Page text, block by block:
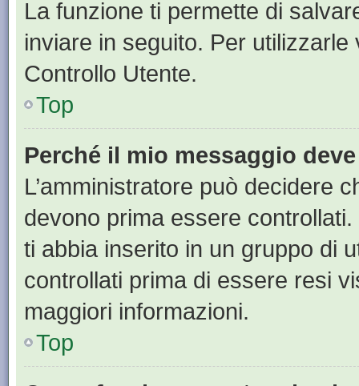
La funzione ti permette di
inviare in seguito. Per utilizzarle
Controllo Utente.
Top
Perché il mio messaggio
L’amministratore può decidere
devono prima essere
ti abbia inserito in un gruppo di
controllati prima di essere resi
maggiori informazioni.
Top